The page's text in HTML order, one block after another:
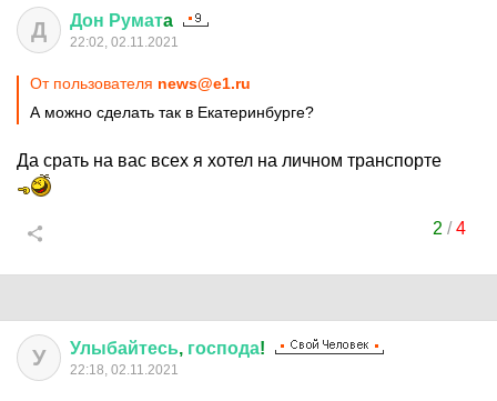
Д Дон Руматa
22:02, 02.11.2021
От пользователя news@e1.ru
А можно сделать так в Екатеринбурге?
Да срать на вас всех я хотел на личном транспорте
2 /4
У Улыбайтесь, господа!
22:18, 02.11.2021